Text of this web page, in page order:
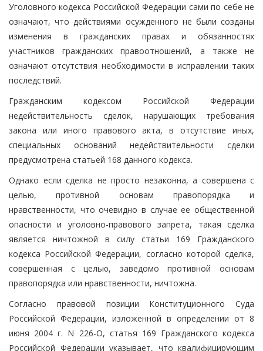
Уголовного кодекса Российской Федерации сами по себе не
означают, что действиями осужденного не были созданы
изменения в гражданских правах и обязанностях
участников гражданских правоотношений, а также не
означают отсутствия необходимости в исправлении таких
последствий.
Гражданским кодексом Российской Федерации
недействительность сделок, нарушающих требования
закона или иного правового акта, в отсутствие иных,
специальных оснований недействительности сделки
предусмотрена статьей 168 данного кодекса.
Однако если сделка не просто незаконна, а совершена с
целью, противной основам правопорядка и
нравственности, что очевидно в случае ее общественной
опасности и уголовно-правового запрета, такая сделка
является ничтожной в силу статьи 169 Гражданского
кодекса Российской Федерации, согласно которой сделка,
совершенная с целью, заведомо противной основам
правопорядка или нравственности, ничтожна.
Согласно правовой позиции Конституционного Суда
Российской Федерации, изложенной в определении от 8
июня 2004 г. N 226-О, статья 169 Гражданского кодекса
Российской Федерации указывает, что квалифицирующим